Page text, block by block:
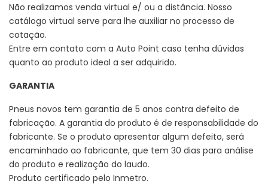
Não realizamos venda virtual e/ ou a distância. Nosso
catálogo virtual serve para lhe auxiliar no processo de
cotação.
Entre em contato com a Auto Point caso tenha dúvidas
quanto ao produto ideal a ser adquirido.
GARANTIA
Pneus novos tem garantia de 5 anos contra defeito de
fabricação. A garantia do produto é de responsabilidade do
fabricante. Se o produto apresentar algum defeito, será
encaminhado ao fabricante, que tem 30 dias para análise
do produto e realização do laudo.
Produto certificado pelo Inmetro.